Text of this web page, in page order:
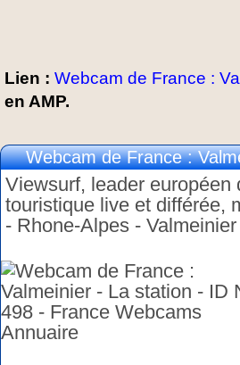
Lien : Webcam de France :
en AMP.
Webcam de France :
Viewsurf, leader européen
touristique live et différée,
- Rhone-Alpes -